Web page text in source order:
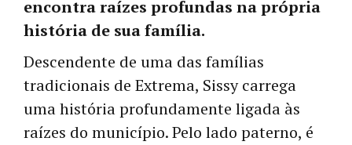
encontra raízes profundas na própria
história de sua família.
Descendente de uma das famílias
tradicionais de Extrema, Sissy carrega
uma história profundamente ligada às
raízes do município. Pelo lado paterno, é